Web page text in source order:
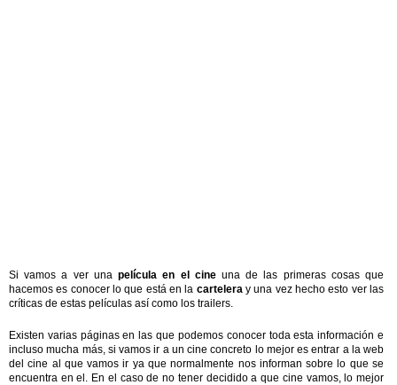
Si vamos a ver unapelícula en el cineuna de las primeras cosas que
hacemos es conocer lo que está en la carteleray una vez hecho esto ver las
críticas de estas películas así como los trailers.
Existen varias páginas en las que podemos conocer toda esta información e
incluso mucha más, si vamos ir a un cine concreto lo mejor es entrar a la web
del cine al que vamos ir ya que normalmente nos informan sobre lo que se
encuentra en el. En el caso de no tener decidido a que cine vamos, lo mejor